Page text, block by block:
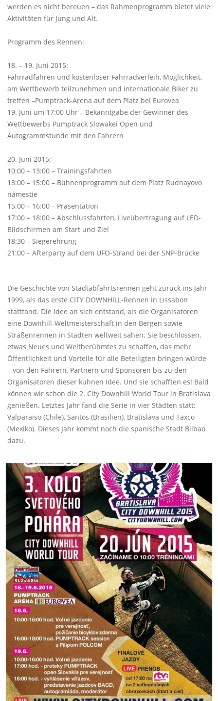
werden es nicht bereuen – das Rahmenprogramm bietet viele
Aktivitäten für Jung und Alt.
Programm des Rennen:
18. – 19. Juni 2015:
Fahrradfahren und kostenloser Fahrradverleih, Möglichkeit,
am Wettbewerb teilzunehmen und internationale Biker zu
treffen –Pumptrack-Arena auf dem Platz bei Eurovea
19. Juni um 17:00 Uhr – Bekanntgabe der Gewinner des
Wettbewerbs Pumptrack Slowakei Open und
Autogrammstunde mit den Fahrern
20. Juni 2015:
10:00 – 13:00 – Trainingsfahrten
13:00 – 15:00 – Bühnenprogramm auf dem Platz Rudnayovo
námestie
15:00 – 16:00 – Präsentation
17:00 – 18:00 – Abschlussfahrten, Liveübertragung auf LED-
Bildschirmen am Start und Ziel
18:30 – Siegerehrung
21:00 – Afterparty auf dem UFO-Strand bei der SNP-Brücke
Die Geschichte von Stadtabfahrtsrennen geht zurück ins Jahr
1999, als das erste CITY DOWNHILL-Rennen in Lissabon
stattfand. Die Idee an sich entstand, als die Organisatoren
eine Downhill-Weltmeisterschaft in den Bergen sowie
Straßenrennen in Städten weltweit sahen. Sie beschlossen,
etwas Neues und Weltberühmtes zu schaffen, das mehr
Öffentlichkeit und Vorteile für alle Beteiligten bringen würde
– von den Fahrern, Partnern und Sponsoren bis zu den
Organisatoren dieser kühnen Idee. Und sie schafften es! Bald
können wir schon die 2. City Downhill World Tour in Bratislava
genießen. Letztes Jahr fand die Serie in vier Städten statt:
Valparaiso (Chile), Santos (Brasilien), Bratislava und Taxco
(Mexiko). Dieses Jahr kommt noch die spanische Stadt Bilbao
dazu.